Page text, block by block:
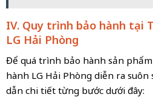
IV. Quy trình bảo hành tại
LG Hải Phòng
Để quá trình bảo hành sản
hành LG Hải Phòng diễn ra
dẫn chi tiết từng bước dưới đây: